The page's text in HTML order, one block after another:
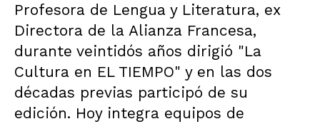
Profesora de Lengua y Literatura, ex
Directora de la Alianza Francesa,
durante veintidós años dirigió "La
Cultura en EL TIEMPO" y en las dos
décadas previas participó de su
edición. Hoy integra equipos de